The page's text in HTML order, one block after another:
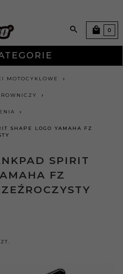
0
MOTOCYKLOWE
SHAPE LOGO YAMAHA FZ
SPIRIT
FZ